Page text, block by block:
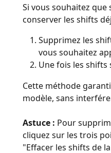
Si vous souhaitez
conserver les shifts
Supprimez les
vous souhaitez
Une fois les
Cette méthode
modèle, sans
Astuce : Pour
cliquez sur les trois
"Effacer les shifts de